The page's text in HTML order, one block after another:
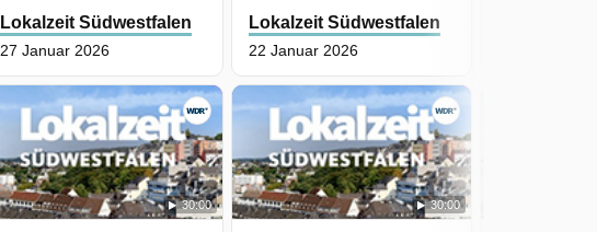
Lokalzeit Südwestfalen
27 Januar 2026
30:00
Lokalzeit Südwestfalen
22 Januar 2026
30:00